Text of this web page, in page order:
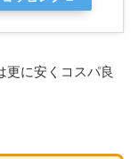
更に安くコスパ良